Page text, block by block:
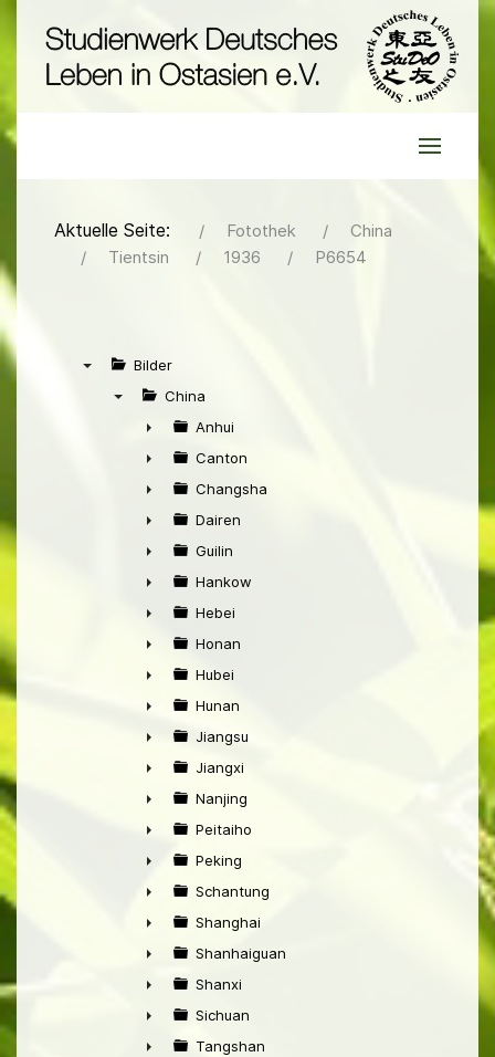
Aktuelle Seite: Fotothek
China
Tientsin
1936 P6654
Bilder
China
►
Anhui
►
Canton
►
Changsha
►
Dairen
►
Guilin
►
Hankow
►
Hebei
►
Honan
►
Hubei
►
Hunan
►
Jiangsu
►
Jiangxi
►
Nanjing
►
Peitaiho
►
Peking
►
Schantung
►
Shanghai
►
Shanhaiguan
►
Shanxi
►
Sichuan
Tangshan